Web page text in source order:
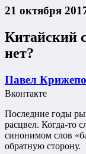
21 октября
Китайский
нет?
Павел
Вконтакте
Последние годы
расцвел. Когда-то
синонимом слов
обратную сторону.